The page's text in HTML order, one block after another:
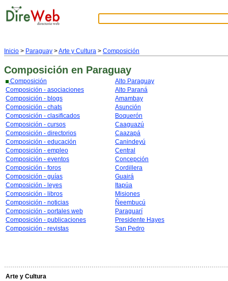
Inicio > Paraguay >Arte y Cultura > Composición
Composición en Paraguay
Composición
Composición - asociaciones
Composición - blogs
Composición - chats
Composición - clasificados
Composición - cursos
Composición - directorios
Composición - educación
Composición - empleo
Composición - eventos
Composición - foros
Composición - guías
Composición - leyes
Composición - libros
Composición - noticias
Composición - portales web
Composición - publicaciones
Composición - revistas
Alto Paraguay
Alto Paraná
Amambay
Asunción
Boquerón
Caaguazú
Caazapá
Canindeyú
Central
Concepción
Cordillera
Guairá
Itapúa
Misiones
Ñeembucú
Paraguarí
Presidente Hayes
San Pedro
Arte y Cultura